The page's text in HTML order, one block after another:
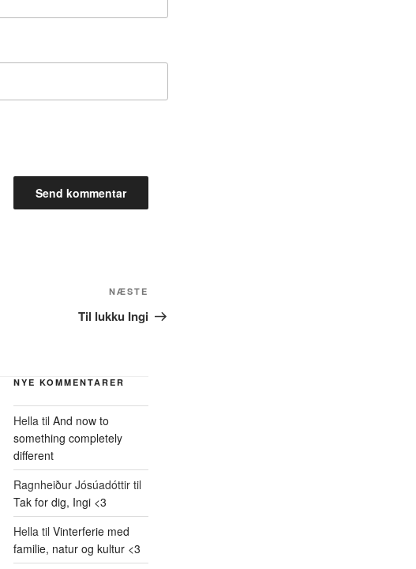
indlæg
NÆSTE
Til lukku Ingi
NYE KOMMENTARER
Hellatil And now to
something completely
different
Ragnheiður Jósúadóttirtil
Tak for dig, Ingi <3
Hellatil Vinterferie med
familie, natur og kultur <3